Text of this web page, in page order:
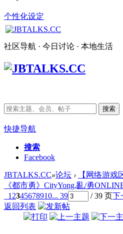
个性化设定
社区导航 · 今日讨论 · 本地生活
搜索
快捷导航
搜索
Facebook
JBTALKS.CC»论坛 › 【网络游戏
《都市勇》CityYong,亂/勇
1 2345678910... 39 / 39 页下
返回列表